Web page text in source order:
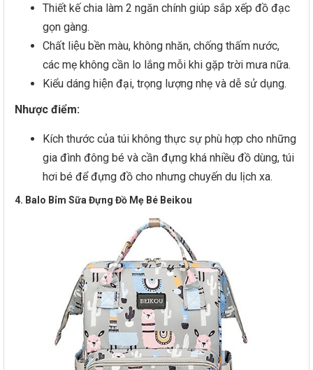
Thiết kế chia làm 2 ngăn chính giúp sắp xếp đồ đạc
gọn gàng.
Chất liệu bền màu, không nhăn, chống thấm nước,
các mẹ không cần lo lắng mỗi khi gặp trời mưa nữa.
Kiểu dáng hiện đại, trọng lượng nhẹ và dễ sử dụng.
Nhược điểm:
Kích thước của túi không thực sự phù hợp cho những
gia đình đông bé và cần đựng khá nhiều đồ dùng, túi
hơi bé để đựng đồ cho nhưng chuyến du lịch xa.
4. Balo Bỉm Sữa Đựng Đồ Mẹ Bé Beikou